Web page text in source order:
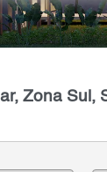
Zona Sul,